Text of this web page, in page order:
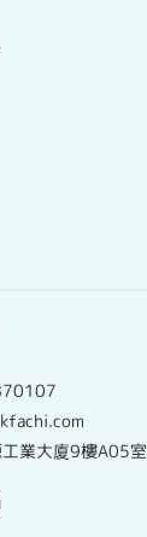
業大廈9樓A05室